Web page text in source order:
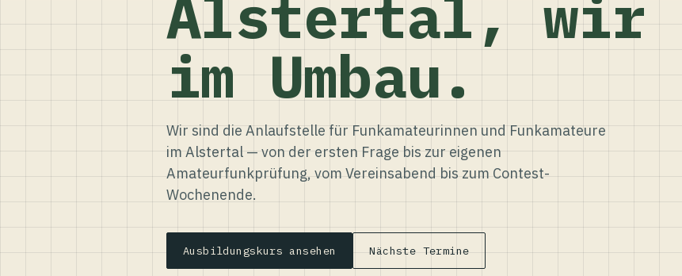
Alstertal, wir
im Umbau.
Wir sind die Anlaufstelle für Funkamateurinnen und Funkamateure
im Alstertal — von der ersten Frage bis zur eigenen
Amateurfunkprüfung, vom Vereinsabend bis zum Contest-
Wochenende.
Ausbildungskurs ansehen Nächste Termine